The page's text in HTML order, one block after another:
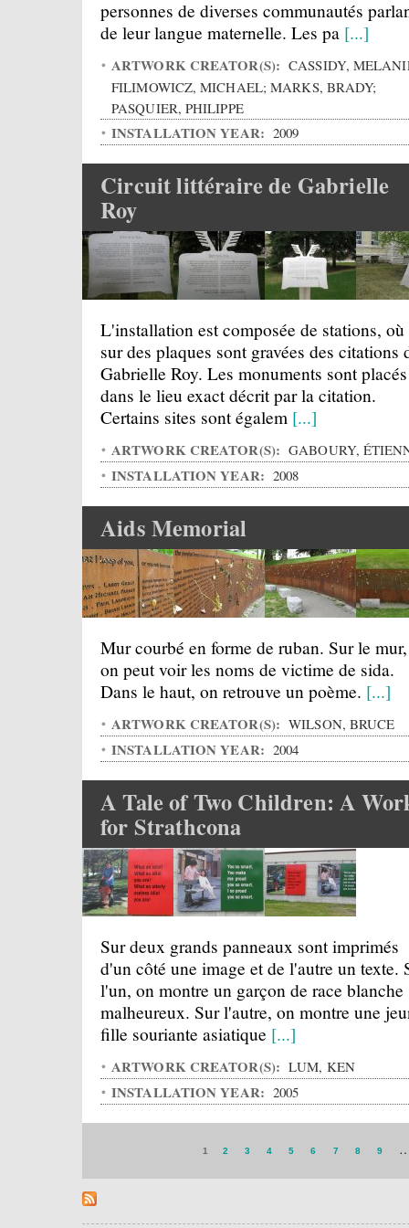
personnes de diverses communautés
de leur langue maternelle. Les pa [...]
ARTWORK CREATOR(S): CASSIDY,
FILIMOWICZ, MICHAEL; MARKS, BRADY;
PASQUIER, PHILIPPE
INSTALLATION YEAR: 2009
Circuit littéraire de Gabrielle
Roy
L'installation est composée de stations, où
sur des plaques sont gravées des citations
Gabrielle Roy. Les monuments sont placés
dans le lieu exact décrit par la citation.
Certains sites sont égalem [...]
ARTWORK CREATOR(S): GABOURY,
INSTALLATION YEAR: 2008
Aids Memorial
Mur courbé en forme de ruban. Sur le mur,
on peut voir les noms de victime de sida.
Dans le haut, on retrouve un poème. [...]
ARTWORK CREATOR(S): WILSON, BRUCE
INSTALLATION YEAR: 2004
A Tale of Two Children: A
for Strathcona
Sur deux grands panneaux sont imprimés
d'un côté une image et de l'autre un texte.
l'un, on montre un garçon de race blanche
malheureux. Sur l'autre, on montre une
fille souriante asiatique [...]
ARTWORK CREATOR(S): LUM, KEN
INSTALLATION YEAR: 2005
1 2 3 4 5 6 7 8 9